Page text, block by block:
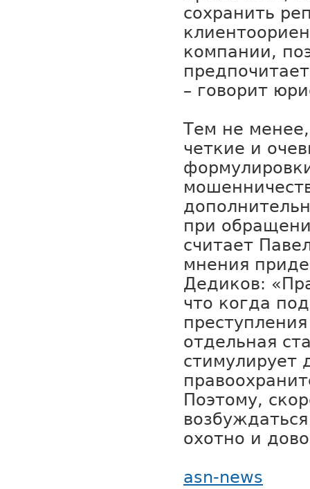
сохранить
компании,
– говорит
Тем не
четкие и
при
считает
мнения
Дедиков:
что когда
отдельная
стимулирует
Поэтому,
охотно и
asn-news